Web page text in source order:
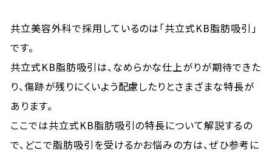
共立美容外科で採用しているのは「共立式KB脂肪吸引」
です。
共立式KB脂肪吸引は、なめらかな仕上がりが期待できた
り、傷跡が残りにくいよう配慮したりとさまざまな特長が
あります。
ここでは共立式KB脂肪吸引の特長について解説するの
で、どこで脂肪吸引を受けるかお悩みの方は、ぜひ参考に